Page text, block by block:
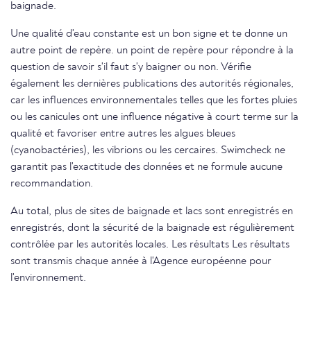
baignade.
Une qualité d'eau constante est un bon signe et te donne un
autre point de repère. un point de repère pour répondre à la
question de savoir s'il faut s'y baigner ou non. Vérifie
également les dernières publications des autorités régionales,
car les influences environnementales telles que les fortes pluies
ou les canicules ont une influence négative à court terme sur la
qualité et favoriser entre autres les algues bleues
(cyanobactéries), les vibrions ou les cercaires. Swimcheck ne
garantit pas l'exactitude des données et ne formule aucune
recommandation.
Au total, plus de sites de baignade et lacs sont enregistrés en
enregistrés, dont la sécurité de la baignade est régulièrement
contrôlée par les autorités locales. Les résultats Les résultats
sont transmis chaque année à l'Agence européenne pour
l'environnement.